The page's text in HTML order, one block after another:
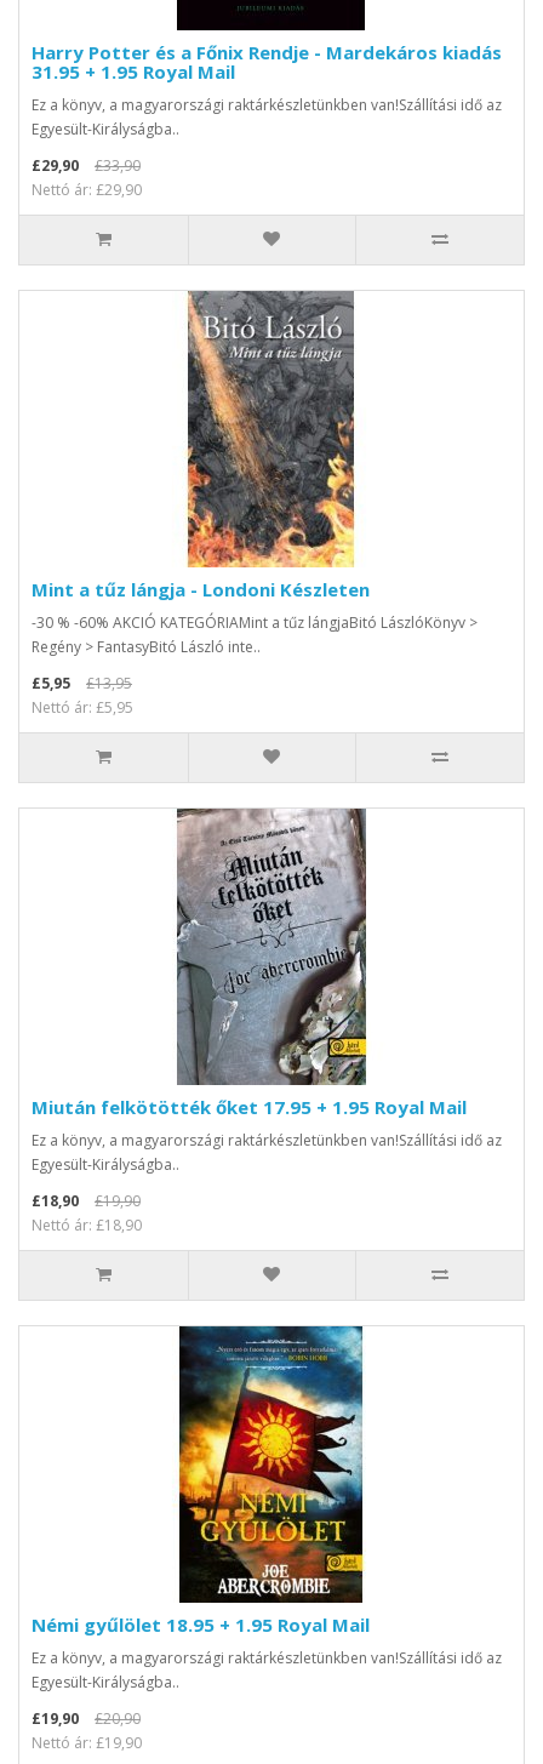
Harry Potter és a Főnix Rendje - Mardekáros kiadás
31.95 + 1.95 Royal Mail
Ez a könyv, a magyarországi raktárkészletünkben van!Szállítási idő az
Egyesült-Királyságba..
£29,90
£33,90
Nettó ár: £29,90
Mint a tűz lángja - Londoni Készleten
-30 % -60% AKCIÓ KATEGÓRIAMint a tűz lángjaBitó LászlóKönyv >
Regény > FantasyBitó László inte..
£5,95
£13,95
Nettó ár: £5,95
Miután felkötötték őket 17.95 + 1.95 Royal Mail
Ez a könyv, a magyarországi raktárkészletünkben van!Szállítási idő az
Egyesült-Királyságba..
£18,90
£19,90
Nettó ár: £18,90
Némi gyűlölet 18.95 + 1.95 Royal Mail
Ez a könyv, a magyarországi raktárkészletünkben van!Szállítási idő az
Egyesült-Királyságba..
£19,90
£20,90
Nettó ár: £19,90